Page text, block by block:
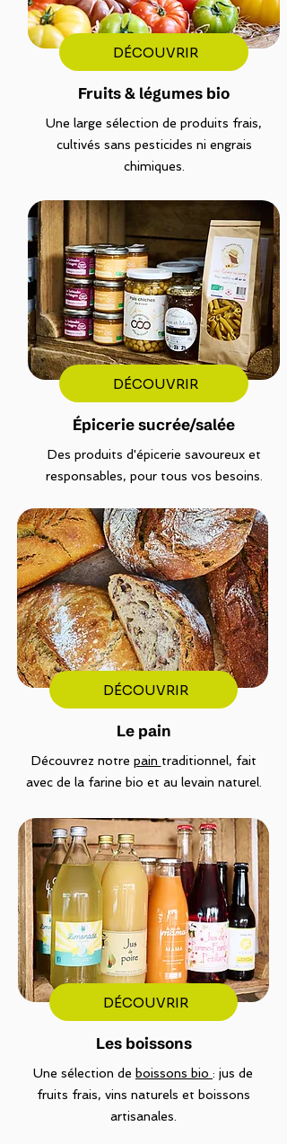
DÉCOUVRIR
Fruits & légumes bio
Une large sélection de produits frais,
cultivés sans pesticides ni engrais
chimiques.
DÉCOUVRIR
Épicerie sucrée/salée
Des produits d'épicerie savoureux et
responsables, pour tous vos besoins.
DÉCOUVRIR
Le pain
Découvrez notre pain traditionnel, fait
avec de la farine bio et au levain naturel.
DÉCOUVRIR
Les boissons
Une sélection de boissons bio : jus de
fruits frais, vins naturels et boissons
artisanales.